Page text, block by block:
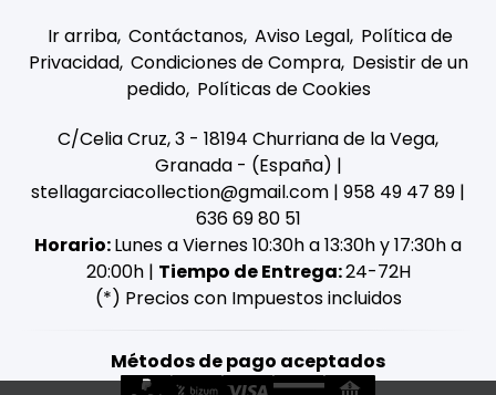
Ir arriba Contáctanos Aviso Legal Política de
Privacidad Condiciones de Compra Desistir de un
pedido Políticas de Cookies
C/Celia Cruz, 3 - 18194 Churriana de la Vega,
Granada - (España) |
stellagarciacollection@gmail.com | 958 49 47 89 |
636 69 80 51
Horario:Lunes a Viernes 10:30h a 13:30h y 17:30h a
20:00h | Tiempo de Entrega:24-72H
(*) Precios con Impuestos incluidos
Métodos de pago aceptados